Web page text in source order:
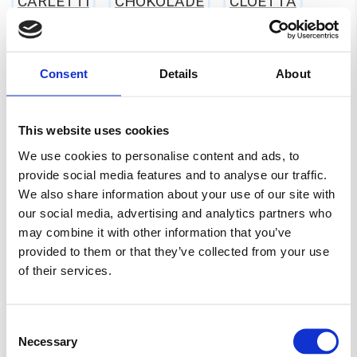
Consent Details About
This website uses cookies
We use cookies to personalise content and ads, to
provide social media features and to analyse our traffic.
We also share information about your use of our site with
our social media, advertising and analytics partners who
may combine it with other information that you’ve
provided to them or that they’ve collected from your use
of their services.
Selection
Necessary
ERHVERV
FASTELAVN FRANSSONS FØDSELSDAG
GELATINEFRI GLUTENFRI
HARIBO JUL KARAMEL LAKRIDS
LAKTOSEFRI MALACO MAOAM
MARS MORS DAG NYT SLIK